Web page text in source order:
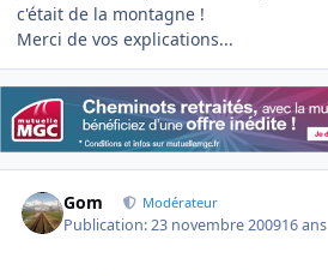
c'était de la montagne !
Merci de vos explications...
Gom Modérateur
Publication:23 novembre 200916 ans